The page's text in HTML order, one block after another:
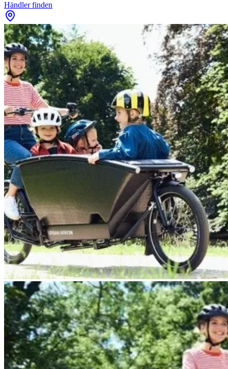
Händler finden